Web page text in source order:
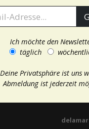
Ich möchte den
täglich
Deine Privatsphäre ist uns
Abmeldung ist jederzeit
delamar